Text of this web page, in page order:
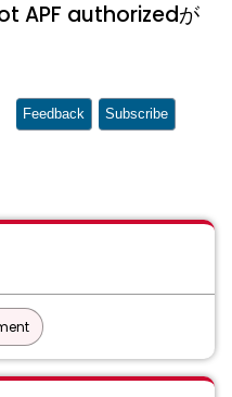
APF authorizedが
Feedback Subscribe